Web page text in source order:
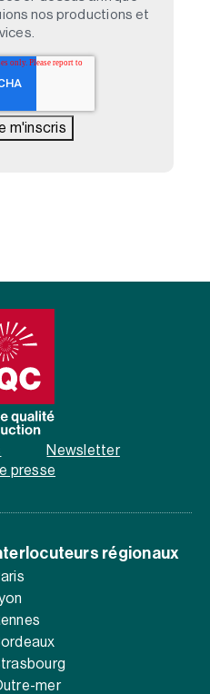
nos productions et
Newsletter
presse
régionaux
mer